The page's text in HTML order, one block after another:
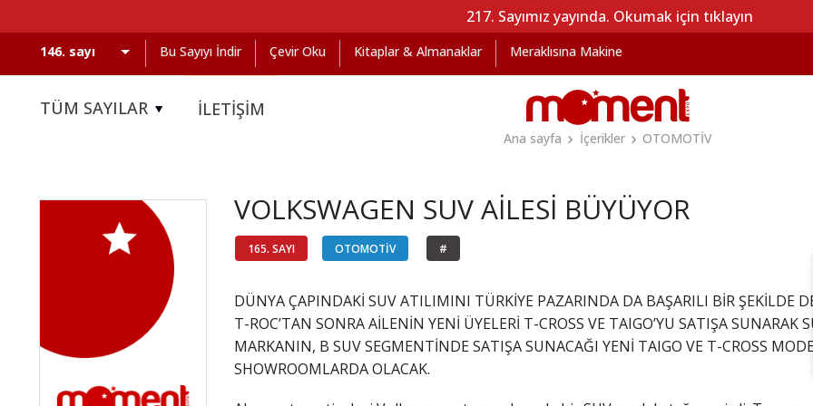
217. Sayımız yayında. Okumak için tıklayın
Bu Sayıyı İndir Çevir Oku Kitaplar & Almanaklar Meraklısına Makine
TÜM SAYILAR İLETİŞİM
Ana sayfa
İçerikler OTOMOTİV
VOLKSWAGEN SUV AİLESİ BÜYÜYOR
165. SAYI OTOMOTİV #
DÜNYA ÇAPINDAKİ SUV ATILIMINI TÜRKİYE PAZARINDA DA BAŞARILI BİR ŞEKİLDE
T-ROC’TAN SONRA AİLENİN YENİ ÜYELERİ T-CROSS VE TAIGO’YU SATIŞA SUNARAK
MARKANIN, B SUV SEGMENTİNDE SATIŞA SUNACAĞI YENİ TAIGO VE T-CROSS
SHOWROOMLARDA OLACAK.